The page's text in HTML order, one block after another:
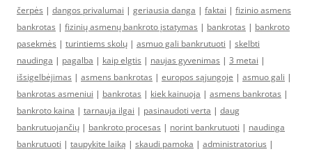
čerpės | dangos privalumai | geriausia danga | faktai | fizinio asmens
bankrotas | fizinių asmenų bankroto įstatymas | bankrotas | bankroto
pasekmės | turintiems skolų | asmuo gali bankrutuoti | skelbti
naudinga | pagalba | kaip elgtis | naujas gyvenimas | 3 metai |
išsigelbėjimas | asmens bankrotas | europos sąjungoje | asmuo gali |
bankrotas asmeniui | bankrotas | kiek kainuoja | asmens bankrotas |
bankroto kaina | tarnauja ilgai | pasinaudoti verta | daug
bankrutuojančių | bankroto procesas | norint bankrutuoti | naudinga
bankrutuoti | taupykite laiką | skaudi pamoka | administratorius |